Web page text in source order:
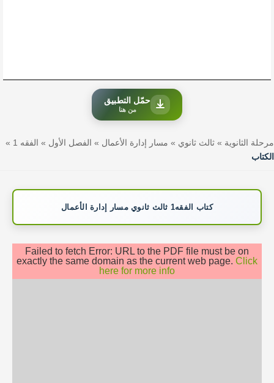
حمّل التطبيق
من هنا
مرحلة الثانوية » ثالث ثانوي » مسار إدارة الأعمال » الفصل الأول » الفقه 1
»
الكتاب
كتاب الفقه1 ثالث ثانوي مسار إدارة الأعمال
Failed to fetch Error: URL to the PDF file must be on
exactly the same domain as the current web page. Click
here for more info